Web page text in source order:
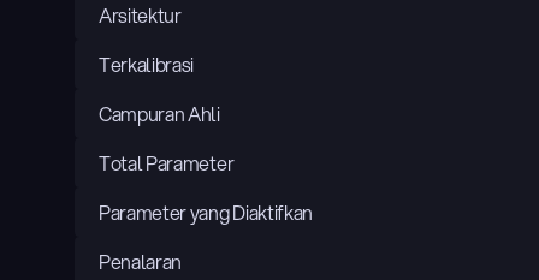
Arsitektur
Terkalibrasi
Campuran Ahli
Total Parameter
Parameter yang Diaktifkan
Penalaran